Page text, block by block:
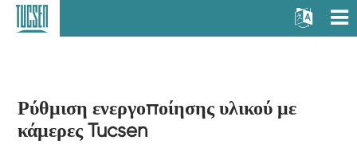
Ρύθμιση ενεργοποίησης υλικού με
κάμερες Tucsen